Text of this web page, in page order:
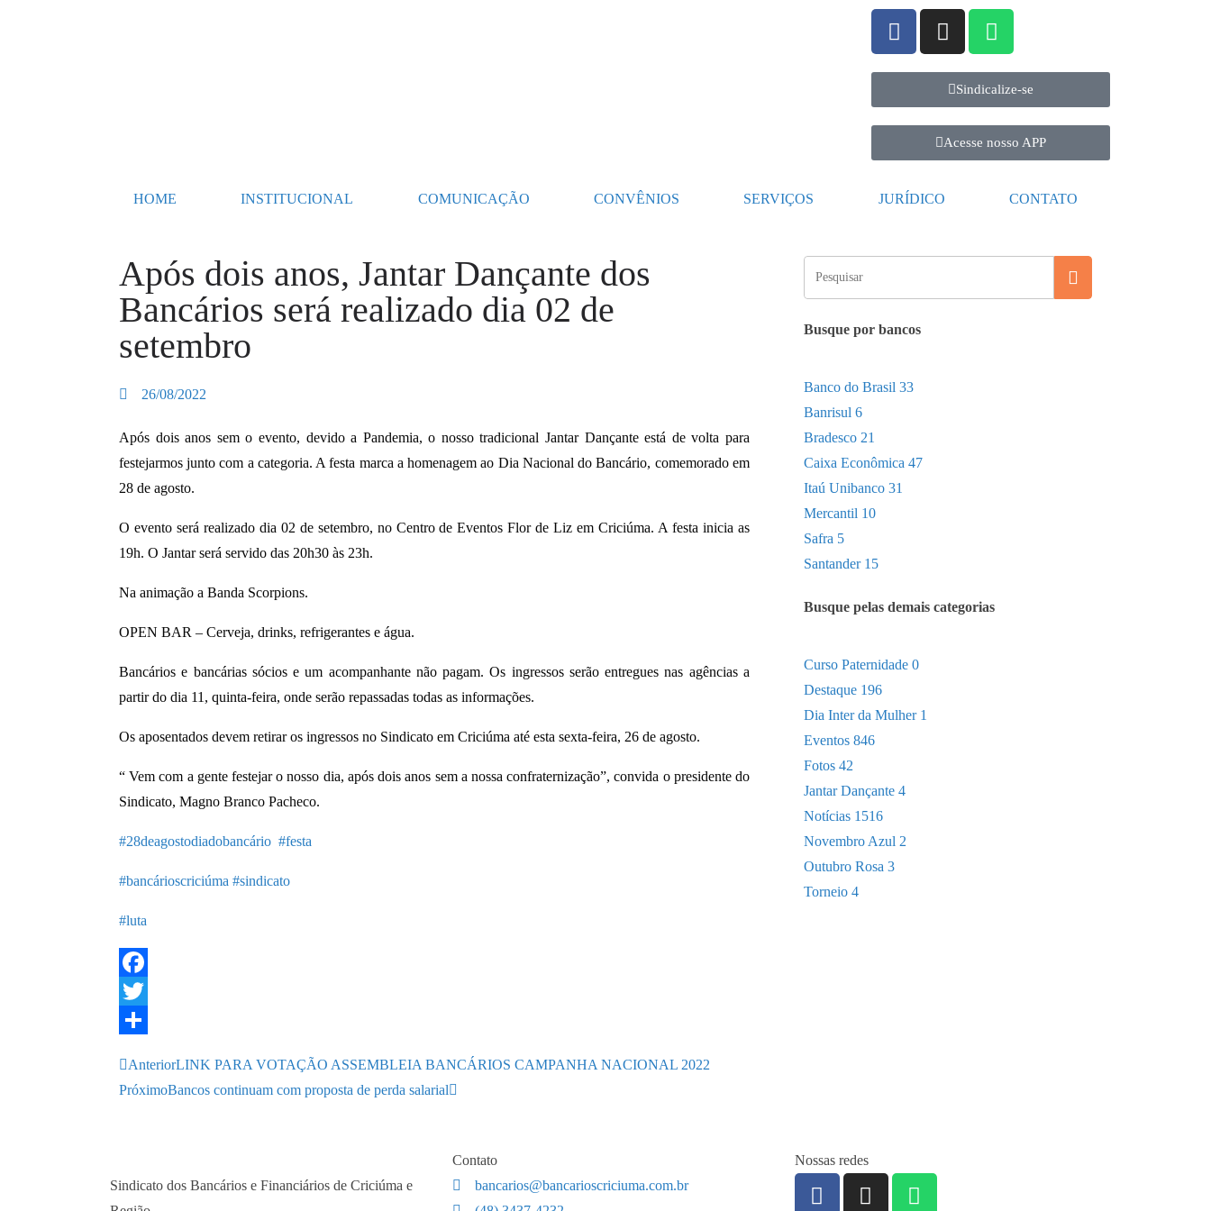
Sindicalize-se
Acesse nosso APP
HOME INSTITUCIONAL COMUNICAÇÃO CONVÊNIOS SERVIÇOS JURÍDICO CONTATO
Após dois anos, Jantar Dançante dos
Bancários será realizado dia 02 de
setembro
26/08/2022
Após dois anos sem o evento, devido a Pandemia, o nosso tradicional Jantar Dançante está de volta para
festejarmos junto com a categoria. A festa marca a homenagem ao Dia Nacional do Bancário, comemorado em
28 de agosto.
O evento será realizado dia 02 de setembro, no Centro de Eventos Flor de Liz em Criciúma. A festa inicia as
19h. O Jantar será servido das 20h30 às 23h.
Na animação a Banda Scorpions.
OPEN BAR – Cerveja, drinks, refrigerantes e água.
Bancáriose bancáriassócios e um acompanhante não pagam. Os ingressos serão entregues nas agências a
partir do dia 11, quinta-feira, onde serão repassadas todas as informações.
Os aposentados devem retirar os ingressos no Sindicato em Criciúma até esta sexta-feira, 26 de agosto.
“Vem com a gente festejar o nosso dia, após dois anos sem a nossa confraternização”, convida o presidente do
Sindicato, Magno Branco Pacheco.
#28deagostodiadobancário #festa
#bancárioscriciúma #sindicato
#luta
F
k
T
r
AnteriorLINK PARA VOTAÇÃO ASSEMBLEIA BANCÁRIOS CAMPANHA NACIONAL 2022
PróximoBancos continuam com proposta de perda salarial
Busque por bancos
Banco do Brasil 33
Banrisul 6
Bradesco 21
Caixa Econômica 47
Itaú Unibanco 31
Mercantil 10
Safra 5
Santander 15
Busque pelas demais categorias
Curso Paternidade 0
Destaque 196
Dia Inter da Mulher 1
Eventos 846
Fotos 42
Jantar Dançante 4
Notícias 1516
Novembro Azul 2
Outubro Rosa 3
Torneio 4
Sindicato dos Bancários e Financiários de Criciúma e
Contato
bancarios@bancarioscriciuma.com.br
Nossas redes